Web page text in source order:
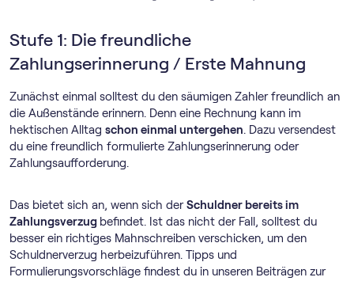
Stufe 1: Die freundliche
Zahlungserinnerung / Erste Mahnung
Zunächst einmal solltest du den säumigen Zahler freundlich an
die Außenstände erinnern. Denn eine Rechnung kann im
hektischen Alltag schon einmal untergehen. Dazu versendest
du eine freundlich formulierte Zahlungserinnerung oder
Zahlungsaufforderung.
Das bietet sich an, wenn sich derSchuldner bereits im
Zahlungsverzug befindet. Ist das nicht der Fall, solltest du
besser ein richtiges Mahnschreiben verschicken, um den
Schuldnerverzug herbeizuführen. Tipps und
Formulierungsvorschläge findest du in unseren Beiträgen zur